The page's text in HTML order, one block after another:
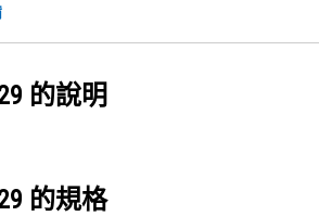
的說明
的規格